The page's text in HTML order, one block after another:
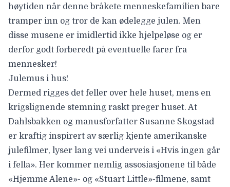
høytiden når denne bråkete menneskefamilien bare
tramper inn og tror de kan ødelegge julen. Men
disse musene er imidlertid ikke hjelpeløse og er
derfor godt forberedt på eventuelle farer fra
mennesker!
Julemus i hus!
Dermed rigges det feller over hele huset, mens en
krigslignende stemning raskt preger huset. At
Dahlsbakken og manusforfatter Susanne Skogstad
er kraftig inspirert av særlig kjente amerikanske
julefilmer, lyser lang vei underveis i «Hvis ingen går
i fella». Her kommer nemlig assosiasjonene til både
«Hjemme Alene»- og «Stuart Little»-filmene, samt